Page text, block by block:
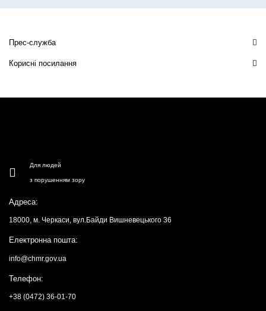
Прес-служба
Корисні посилання
Для людей
з порушенням зору
Адреса:
18000, м. Черкаси, вул.Байди Вишневецького 36
Електронна пошта:
info@chmr.gov.ua
Телефон:
+38 (0472) 36-01-70